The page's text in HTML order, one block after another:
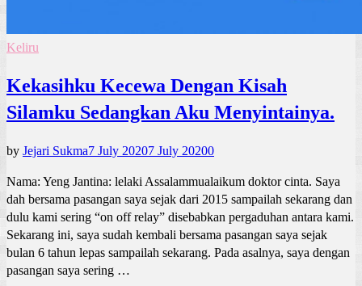
Keliru
Kekasihku Kecewa Dengan Kisah
Silamku Sedangkan Aku Menyintainya.
by Jejari Sukma7 July 20207 July 20200
Nama: Yeng Jantina: lelaki Assalammualaikum doktor cinta. Saya
dah bersama pasangan saya sejak dari 2015 sampailah sekarang dan
dulu kami sering “on off relay” disebabkan pergaduhan antara kami.
Sekarang ini, saya sudah kembali bersama pasangan saya sejak
bulan 6 tahun lepas sampailah sekarang. Pada asalnya, saya dengan
pasangan saya sering …